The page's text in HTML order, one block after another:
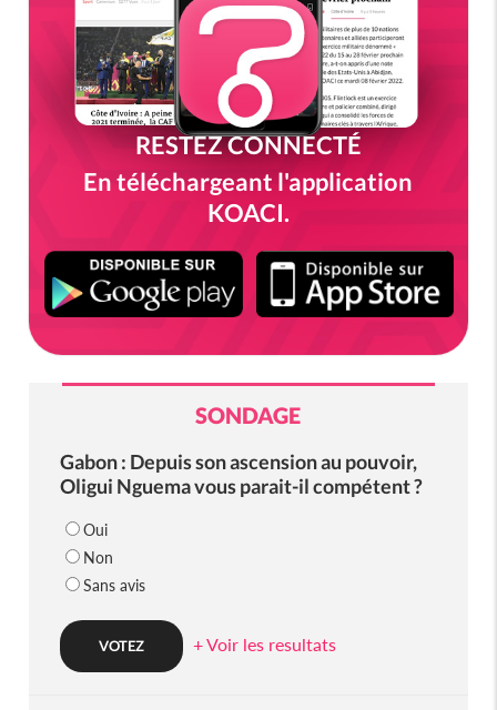
RESTEZ CONNECTÉ
En téléchargeant l'application
KOACI.
SONDAGE
Gabon : Depuis son ascension au pouvoir,
Oligui Nguema vous parait-il compétent ?
Oui
Non
Sans avis
+ Voir les resultats